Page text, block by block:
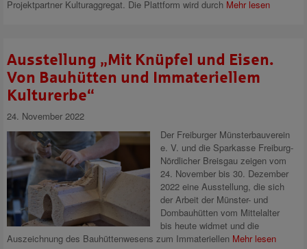
Projektpartner Kulturaggregat. Die Plattform wird durch Mehr lesen
Ausstellung „Mit Knüpfel und Eisen.
Von Bauhütten und Immateriellem
Kulturerbe“
24. November 2022
Der Freiburger Münsterbauverein
e. V. und die Sparkasse Freiburg-
Nördlicher Breisgau zeigen vom
24. November bis 30. Dezember
2022 eine Ausstellung, die sich
der Arbeit der Münster- und
Dombauhütten vom Mittelalter
bis heute widmet und die
Auszeichnung des Bauhüttenwesens zum Immateriellen Mehr lesen